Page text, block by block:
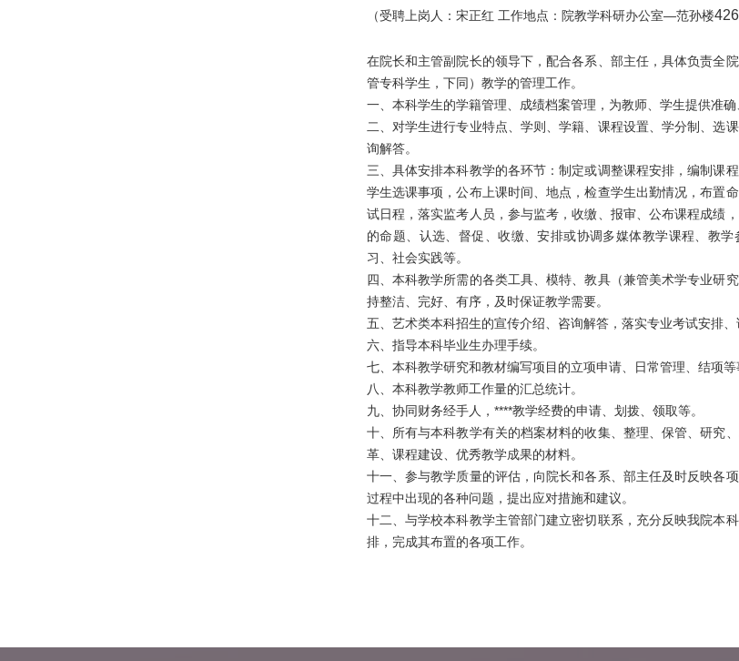
（受聘上岗人：宋正红 工作地点：院教学科研办公室—范孙楼426
在院长和主管副院长的领导下，配合各系、部主任，具体负责全
管专科学生，下同）教学的管理工作。
一、本科学生的学籍管理、成绩档案管理，为教师、学生提供准确
二、对学生进行专业特点、学则、学籍、课程设置、学分制、选
询解答。
三、具体安排本科教学的各环节：制定或调整课程安排，编制课
学生选课事项，公布上课时间、地点，检查学生出勤情况，布置
试日程，落实监考人员，参与监考，收缴、报审、公布课程成绩
的命题、认选、督促、收缴、安排或协调多媒体教学课程、教
习、社会实践等。
四、本科教学所需的各类工具、模特、教具（兼管美术学专业研
持整洁、完好、有序，及时保证教学需要。
五、艺术类本科招生的宣传介绍、咨询解答，落实专业考试安排、
六、指导本科毕业生办理手续。
七、本科教学研究和教材编写项目的立项申请、日常管理、结项等
八、本科教学教师工作量的汇总统计。
九、协同财务经手人，****教学经费的申请、划拨、领取等。
十、所有与本科教学有关的档案材料的收集、整理、保管、研究
革、课程建设、优秀教学成果的材料。
十一、参与教学质量的评估，向院长和各系、部主任及时反映各
过程中出现的各种问题，提出应对措施和建议。
十二、与学校本科教学主管部门建立密切联系，充分反映我院本
排，完成其布置的各项工作。